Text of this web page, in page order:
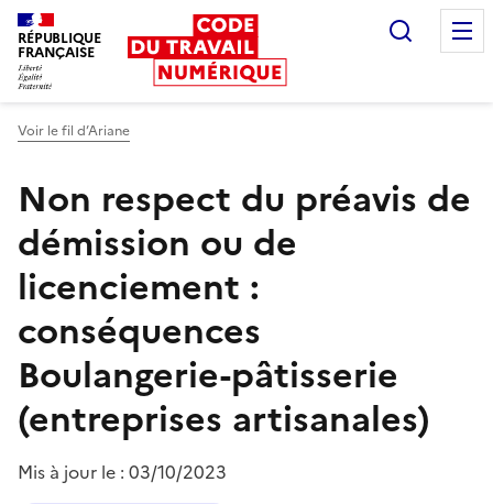
RÉPUBLIQUE
FRANÇAISE
Voir le fil d’Ariane
Non respect du préavis de
démission ou de
licenciement :
conséquences
Boulangerie-pâtisserie
(entreprises artisanales)
Mis à jour le : 03/10/2023